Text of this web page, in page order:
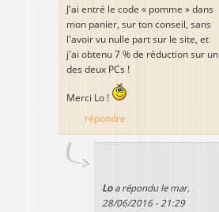
J'ai entré le code « pomme » dans
mon panier, sur ton conseil, sans
l'avoir vu nulle part sur le site, et
j'ai obtenu 7 % de réduction sur un
des deux PCs !
Merci Lo !
répondre
Loa répondu le mar,
28/06/2016 - 21:29